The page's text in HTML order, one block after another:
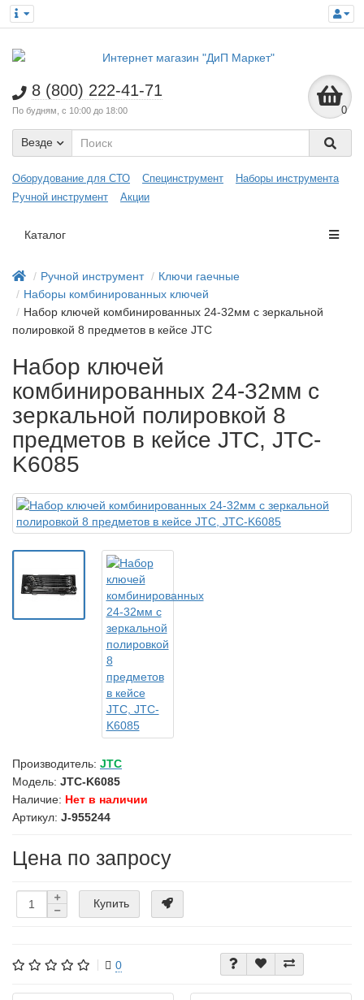
8 (800) 222-41-71
По будням, с 10:00 до 18:00 0
Везде
Оборудование для СТО Специнструмент
Наборы инструмента
Ручной инструмент
Акции
Каталог
Ручной инструмент
Ключи гаечные
Наборы комбинированных ключей
Набор ключей комбинированных 24-32мм с зеркальной
полировкой 8 предметов в кейсе JTC
Набор ключей
комбинированных 24-32мм с
зеркальной полировкой 8
предметов в кейсе JTC, JTC-
K6085
Производитель: JTC
Модель: JTC-K6085
Наличие: Нет в наличии
Артикул: J-955244
Цена по запросу
Купить
0